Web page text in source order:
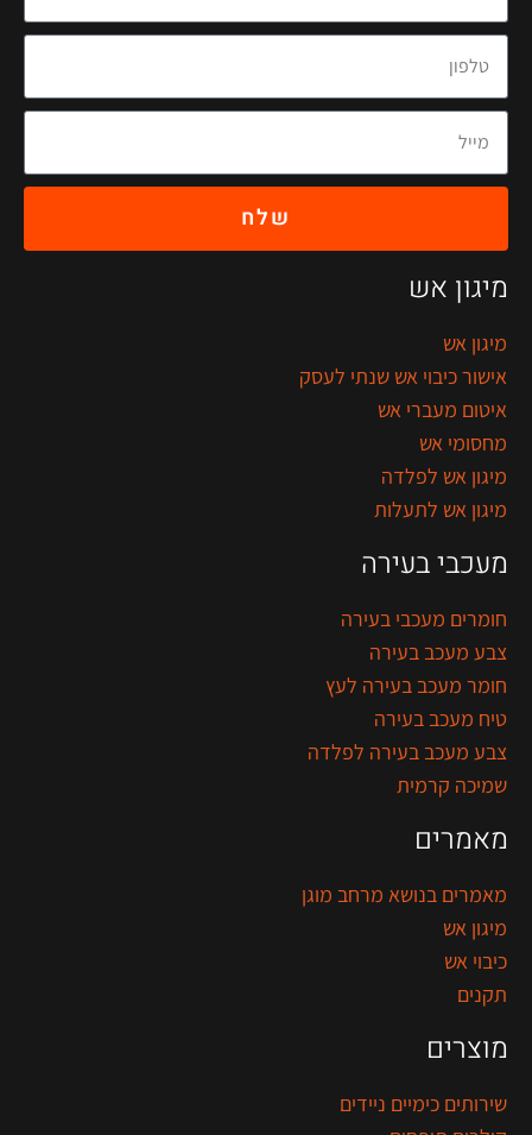
שלח
מיגון אש
מיגון אש
אישור כיבוי אש שנתי לעסק
איטום מעברי אש
מחסומי אש
מיגון אש לפלדה
מיגון אש לתעלות
מעכבי בעירה
חומרים מעכבי בעירה
צבע מעכב בעירה
חומר מעכב בעירה לעץ
טיח מעכב בעירה
צבע מעכב בעירה לפלדה
שמיכה קרמית
מאמרים
מאמרים בנושא מרחב מוגן
מיגון אש
כיבוי אש
תקנים
מוצרים
שירותים כימיים ניידים